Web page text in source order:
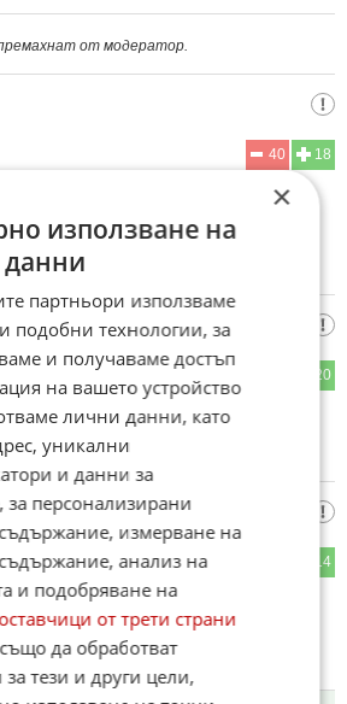
от модератор.
18
40
си Сибир без война!
бяха крепостни
20
14
дали са му руски закуски и
×
използване на
партньори използваме
подобни технологии, за
и получаваме достъп
на вашето устройство
лични данни, като
уникални
и данни за
за персонализирани
измерване на
анализ на
и подобряване на
от трети страни
да обработват
тези и други цели,